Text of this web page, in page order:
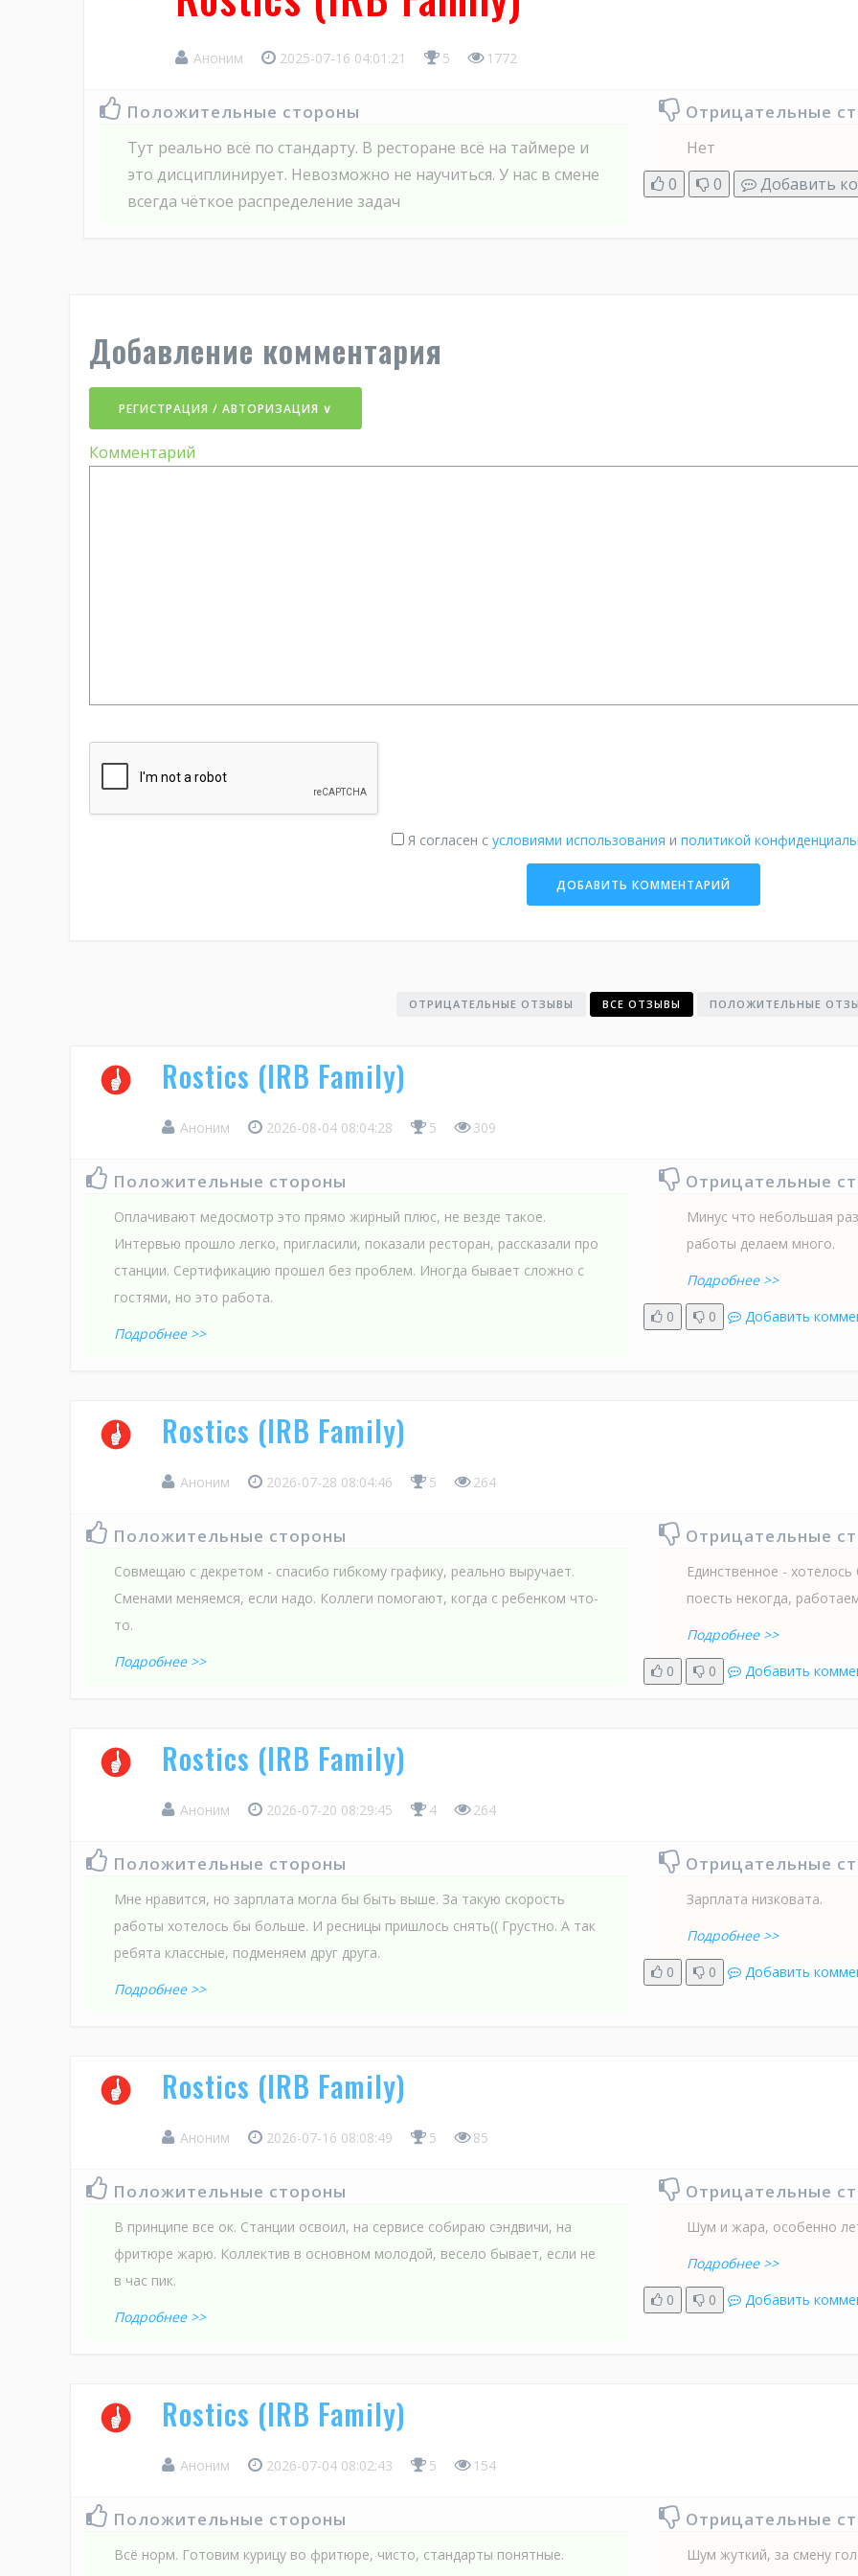
Аноним 2025-07-16 04:01:21 5 1772
Положительные стороны
Тут реально всё по стандарту. В ресторане всё на таймере и
это дисциплинирует. Невозможно не научиться. У нас в смене
всегда чёткое распределение задач
Отрицательные
Нет
0
0 Добавить
Добавление комментария
РЕГИСТРАЦИЯ / АВТОРИЗАЦИЯ ∨
Комментарий
Я согласен с условиями использования и политикой
ОТРИЦАТЕЛЬНЫЕ ОТЗЫВЫ ВСЕ ОТЗЫВЫ ПОЛОЖИТЕЛЬНЫЕ
Rostics (IRB Family)
Аноним 2026-08-04 08:04:28 5 309
Положительные стороны
Оплачивают медосмотр это прямо жирный плюс, не везде такое.
Интервью прошло легко, пригласили, показали ресторан, рассказали про
станции. Сертификацию прошел без проблем. Иногда бывает сложно с
гостями, но это работа.
Подробнее >>
Отрицательные
Минус что небольшая
работы делаем много.
Подробнее >>
0
0 Добавить
Rostics (IRB Family)
Аноним 2026-07-28 08:04:46 5 264
Положительные стороны
Совмещаю с декретом - спасибо гибкому графику, реально выручает.
Сменами меняемся, если надо. Коллеги помогают, когда с ребенком что-
то.
Подробнее >>
Отрицательные
Единственное -
поесть некогда,
Подробнее >>
0
0 Добавить
Rostics (IRB Family)
Аноним 2026-07-20 08:29:45 4 264
Положительные стороны
Мне нравится, но зарплата могла бы быть выше. За такую скорость
работы хотелось бы больше. И ресницы пришлось снять(( Грустно. А так
ребята классные, подменяем друг друга.
Подробнее >>
Отрицательные
Зарплата низковата.
Подробнее >>
0
0 Добавить
Rostics (IRB Family)
Аноним 2026-07-16 08:08:49 5 85
Положительные стороны
В принципе все ок. Станции освоил, на сервисе собираю сэндвичи, на
фритюре жарю. Коллектив в основном молодой, весело бывает, если не
в час пик.
Подробнее >>
Отрицательные
Шум и жара, особенно
Подробнее >>
0
0 Добавить
Rostics (IRB Family)
Аноним 2026-07-04 08:02:43 5 154
Положительные стороны
Всё норм. Готовим курицу во фритюре, чисто, стандарты понятные.
Отрицательные
Шум жуткий, за смену